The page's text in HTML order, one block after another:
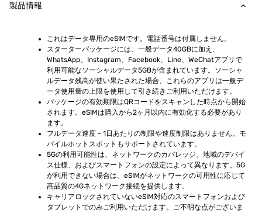
製品情報
これはデータ専用のeSIMです。電話番号は付属しません。
スターターパッケージには、一般データ40GBに加え、
WhatsApp、Instagram、Facebook、Line、WeChatアプリで
利用可能なソーシャルデータ5GBが含まれています。ソーシャ
ルデータ残高が使い果たされた場合、これらのアプリは一般デ
ータ使用量の上限を使用して引き続きご利用いただけます。
パッケージの有効期限はQRコードをスキャンした時点から開始
されます。eSIMは購入から2ヶ月以内に有効化する必要があり
ます。
フルデータ速度 - 1日あたりの制限や速度制限はありません。モ
バイルホットスポットもサポートされています。
5Gの利用可能性は、ネットワークのカバレッジ、地域のデバイ
ス仕様、およびスマートフォンの設定によって異なります。5G
が利用できない場合は、eSIMがネットワークの可用性に応じて
高品質の4Gネットワーク接続を提供します。
キャリアロックされていないeSIM対応のスマートフォンおよび
タブレットでのみご利用いただけます。ご不明な点がございま